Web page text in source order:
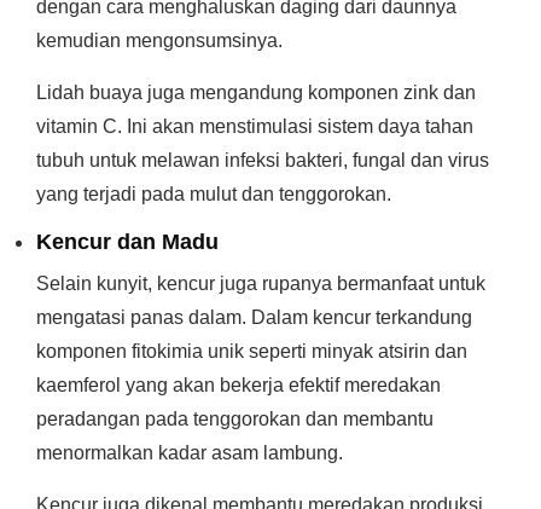
dengan cara menghaluskan daging dari daunnya
kemudian mengonsumsinya.
Lidah buaya juga mengandung komponen zink dan
vitamin C. Ini akan menstimulasi sistem daya tahan
tubuh untuk melawan infeksi bakteri, fungal dan virus
yang terjadi pada mulut dan tenggorokan.
Kencur dan Madu
Selain kunyit, kencur juga rupanya bermanfaat untuk
mengatasi panas dalam. Dalam kencur terkandung
komponen fitokimia unik seperti minyak atsirin dan
kaemferol yang akan bekerja efektif meredakan
peradangan pada tenggorokan dan membantu
menormalkan kadar asam lambung.
Kencur juga dikenal membantu meredakan produksi